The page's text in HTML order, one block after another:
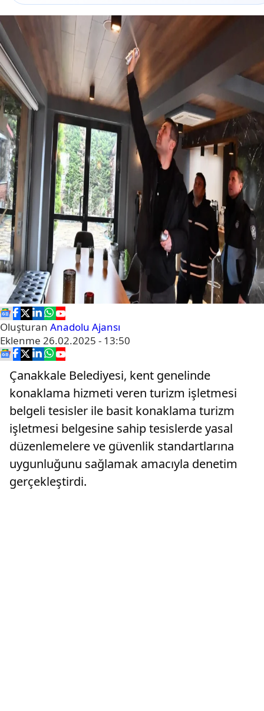
Oluşturan Anadolu Ajansı
Eklenme 26.02.2025 - 13:50
Çanakkale Belediyesi, kent genelinde
konaklama hizmeti veren turizm işletmesi
belgeli tesisler ile basit konaklama turizm
işletmesi belgesine sahip tesislerde yasal
düzenlemelere ve güvenlik standartlarına
uygunluğunu sağlamak amacıyla denetim
gerçekleştirdi.